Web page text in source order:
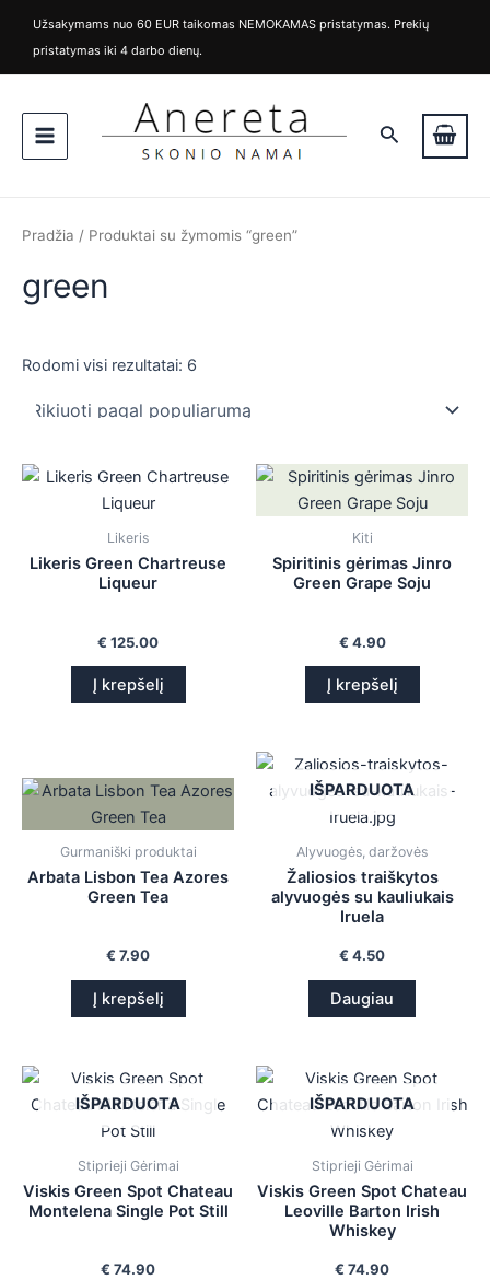
turinio
Užsakymams nuo 60 EUR taikomas NEMOKAMAS pristatymas. Prekių
pristatymas iki 4 darbo dienų.
Menu
Paieška
k
i
a
s
a
n
Pradžia / Produktai su žymomis “green”
green
Rodomi visi rezultatai: 6
pagal
Likeris
Likeris Green Chartreuse
Liqueur
€ 125.00
Į krepšelį
Kiti
Spiritinis gėrimas Jinro
Green Grape Soju
€ 4.90
Į krepšelį
Gurmaniški produktai
Arbata Lisbon Tea Azores
Green Tea
€ 7.90
Į krepšelį
IŠPARDUOTA
Alyvuogės, daržovės
Žaliosios traiškytos
alyvuogės su kauliukais
Iruela
€ 4.50
Daugiau
IŠPARDUOTA
Stiprieji Gėrimai
Viskis Green Spot Chateau
Montelena Single Pot Still
€ 74.90
IŠPARDUOTA
Stiprieji Gėrimai
Viskis Green Spot Chateau
Leoville Barton Irish
Whiskey
€ 74.90